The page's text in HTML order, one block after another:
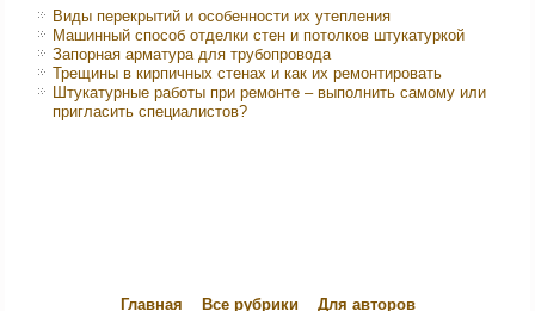
Виды перекрытий и особенности их утепления
Машинный способ отделки стен и потолков штукатуркой
Запорная арматура для трубопровода
Трещины в кирпичных стенах и как их ремонтировать
Штукатурные работы при ремонте – выполнить самому или
пригласить специалистов?
Главная Все рубрики Для авторов